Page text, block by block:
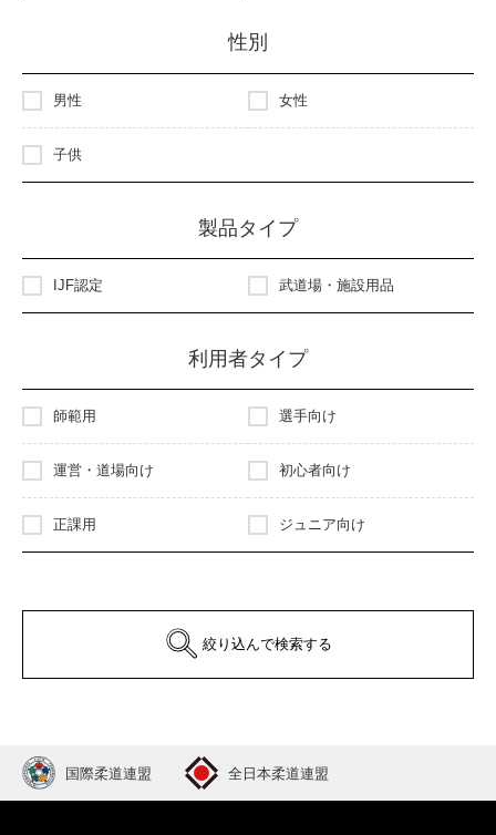
性別
男性 女性
子供
製品タイプ
IJF認定 武道場・施設用品
利用者タイプ
師範用 選手向け
運営・道場向け 初心者向け
正課用 ジュニア向け
絞り込んで検索する
国際柔道連盟 全日本柔道連盟